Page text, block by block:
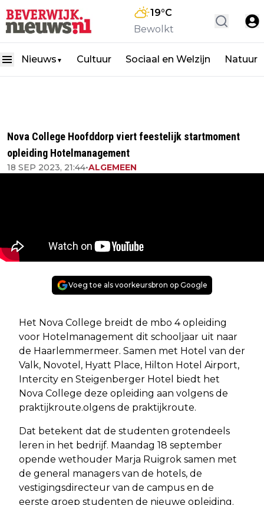
19°C
Bewolkt
Nieuws ▼ Cultuur Sociaal en Welzijn Natuur
Nova College Hoofddorp viert feestelijk startmoment
opleiding Hotelmanagement
18 SEP 2023, 21:44•ALGEMEEN
Voeg toe als voorkeursbron op Google
Het Nova College breidt de mbo 4 opleiding
voor Hotelmanagement dit schooljaar uit naar
de Haarlemmermeer. Samen met Hotel van der
Valk, Novotel, Hyatt Place, Hilton Hotel Airport,
Intercity en Steigenberger Hotel biedt het
Nova College deze opleiding aan volgens de
praktijkroute.olgens de praktijkroute.
Dat betekent dat de studenten grotendeels
leren in het bedrijf. Maandag 18 september
opende wethouder Marja Ruigrok samen met
de general managers van de hotels, de
vestigingsdirecteur van de campus en de
eerste groep studenten de nieuwe opleiding.